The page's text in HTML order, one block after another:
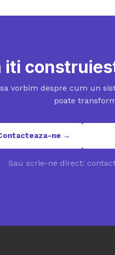
iti
vorbim despre cum un
poate
ne →
Sau scrie-ne direct: